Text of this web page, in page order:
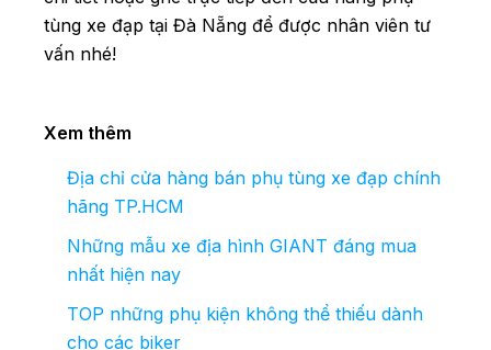
tùng xe đạp tại Đà Nẵng để được nhân viên tư
vấn nhé!
Xem thêm
Địa chỉ cửa hàng bán phụ tùng xe đạp chính
hãng TP.HCM
Những mẫu xe địa hình GIANT đáng mua
nhất hiện nay
TOP những phụ kiện không thể thiếu dành
cho các biker